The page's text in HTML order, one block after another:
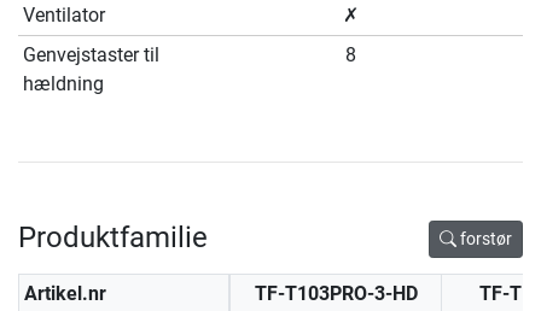
Ventilator
✗
Genvejstaster til
hældning
8
Produktfamilie forstør
Artikel.nr TF-T103PRO-3-HD TF-